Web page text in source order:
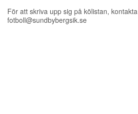
För att skriva upp sig på kölistan, kontakta
fotboll@sundbybergsik.se